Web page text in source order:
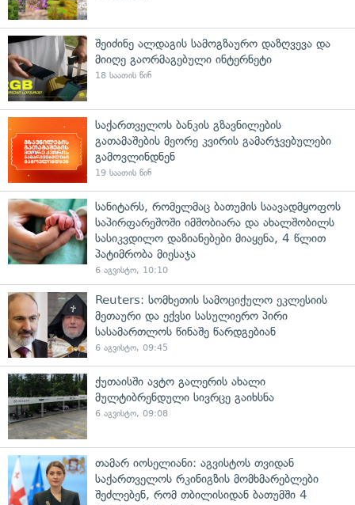
შეიძინე ალდაგის სამოგზაურო დაზღვევა და
მიიღე გაორმაგებული ინტერნეტი
18 საათის წინ
საქართველოს ბანკის გზავნილების
გათამაშების მეორე კვირის გამარჯვებულები
გამოვლინდნენ
19 საათის წინ
სანიტარს, რომელმაც ბათუმის საავადმყოფოს
საპირფარეშოში იმშობიარა და ახალშობილს
სასიკვდილო დაზიანებები მიაყენა, 4 წლით
პატიმრობა მიესაჯა
6 აგვისტო, 10:10
Reuters: სომხეთის სამოციქულო ეკლესიის
მეთაური და ექვსი სასულიერო პირი
სასამართლოს წინაშე წარდგებიან
6 აგვისტო, 09:45
ქუთაისში ავტო გალერის ახალი
მულტიბრენდული სივრცე გაიხსნა
6 აგვისტო, 09:08
თამარ იოსელიანი: აგვისტოს თვიდან
საქართველოს რკინიგზის მომხმარებლები
შეძლებენ, რომ თბილისიდან ბათუმში 4